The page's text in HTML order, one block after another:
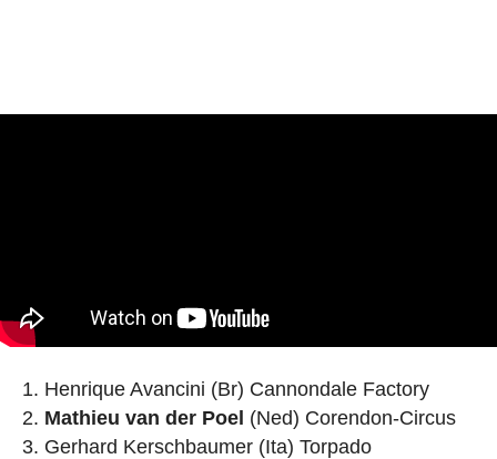
Henrique Avancini (Br) Cannondale Factory
Mathieu van der Poel (Ned) Corendon-Circus
Gerhard Kerschbaumer (Ita) Torpado